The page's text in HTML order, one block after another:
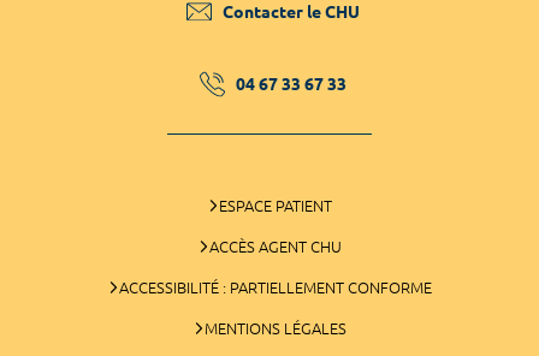
Contacter le CHU
04 67 33 67 33
ESPACE PATIENT
ACCÈS AGENT CHU
ACCESSIBILITÉ : PARTIELLEMENT CONFORME
MENTIONS LÉGALES